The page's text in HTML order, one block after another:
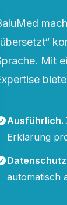
Mit
Ausführlich.
Erklärung
Datenschutz
automatisch